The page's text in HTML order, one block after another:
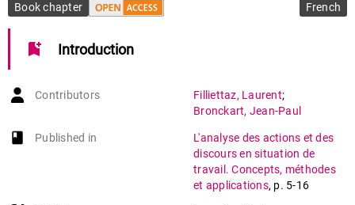
Book chapter French
bookmark_add Introduction
Contributors Filliettaz, Laurent;
Bronckart, Jean-Paul
book-open
Published in
L'analyse des actions et des
discours en situation de
travail. Concepts, méthodes
et applications, p. 5-16